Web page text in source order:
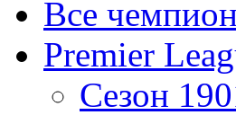
Все
Premier
Сезон